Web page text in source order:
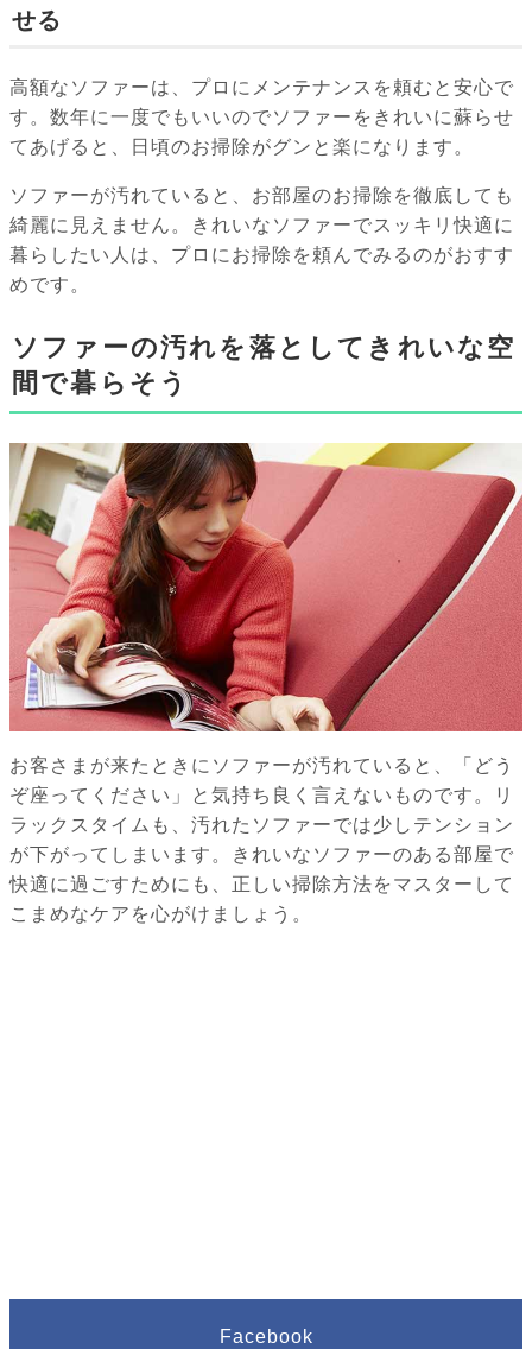
せる
高額なソファーは、プロにメンテナンスを頼むと安心で
す。数年に一度でもいいのでソファーをきれいに蘇らせ
てあげると、日頃のお掃除がグンと楽になります。
ソファーが汚れていると、お部屋のお掃除を徹底しても
綺麗に見えません。きれいなソファーでスッキリ快適に
暮らしたい人は、プロにお掃除を頼んでみるのがおすす
めです。
ソファーの汚れを落としてきれいな空
間で暮らそう
お客さまが来たときにソファーが汚れていると、「どう
ぞ座ってください」と気持ち良く言えないものです。リ
ラックスタイムも、汚れたソファーでは少しテンション
が下がってしまいます。きれいなソファーのある部屋で
快適に過ごすためにも、正しい掃除方法をマスターして
こまめなケアを心がけましょう。
Facebook